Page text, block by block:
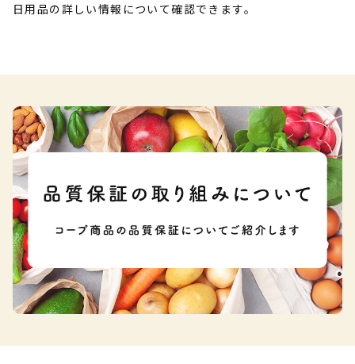
日用品の詳しい情報について確認できます。